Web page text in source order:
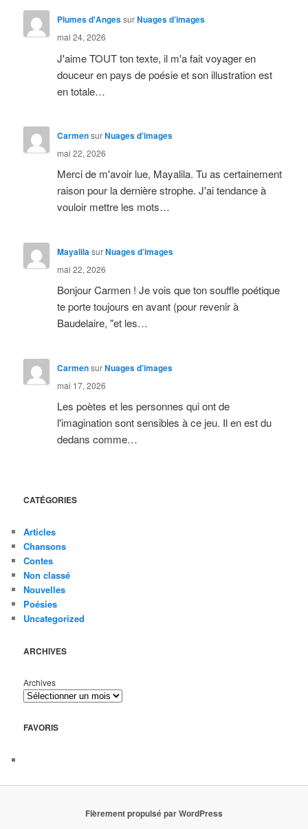
Plumes d'AngessurNuages d’images
mai 24, 2026
J'aime TOUT ton texte, il m'a fait voyager en
douceur en pays de poésie et son illustration est
en totale…
CarmensurNuages d’images
mai 22, 2026
Merci de m'avoir lue, Mayalila. Tu as certainement
raison pour la dernière strophe. J'ai tendance à
vouloir mettre les mots…
MayalilasurNuages d’images
mai 22, 2026
Bonjour Carmen ! Je vois que ton souffle poétique
te porte toujours en avant (pour revenir à
Baudelaire, "et les…
CarmensurNuages d’images
mai 17, 2026
Les poètes et les personnes qui ont de
l'imagination sont sensibles à ce jeu. Il en est du
dedans comme…
CATÉGORIES
Articles
Chansons
Contes
Non classé
Nouvelles
Poésies
Uncategorized
ARCHIVES
Archives
FAVORIS
Fièrement propulsé par WordPress